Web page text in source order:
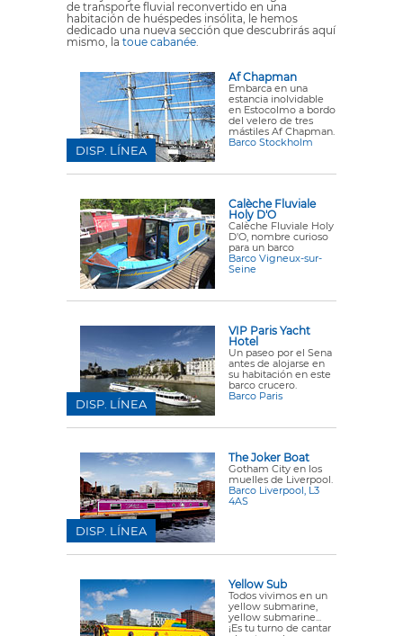
de transporte fluvial reconvertido en una
habitación de huéspedes insólita, le hemos
dedicado una nueva sección que descubrirás aquí
mismo, la toue cabanée.
Af Chapman
Embarca en una
estancia inolvidable
en Estocolmo a bordo
del velero de tres
mástiles Af Chapman.
Barco Stockholm
DISP. LÍNEA
Calèche Fluviale
Holy D'O
Calèche Fluviale Holy
D'O, nombre curioso
para un barco
Barco Vigneux-sur-
Seine
VIP Paris Yacht
Hotel
Un paseo por el Sena
antes de alojarse en
su habitación en este
barco crucero.
Barco Paris
DISP. LÍNEA
The Joker Boat
Gotham City en los
muelles de Liverpool.
Barco Liverpool, L3
4AS
DISP. LÍNEA
Yellow Sub
Todos vivimos en un
yellow submarine,
yellow submarine...
¡Es tu turno de cantar